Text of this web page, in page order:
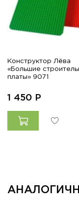
Конструктор Лёва
«Большие
платы» 9071
1 450 Р